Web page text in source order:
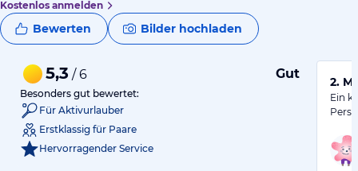
Kostenlos anmelden
Bewerten Bilder hochladen
5,3 / 6 Gut
Besonders gut bewertet:
Für Aktivurlauber
Erstklassig für Paare
Hervorragender Service
2.
Ein